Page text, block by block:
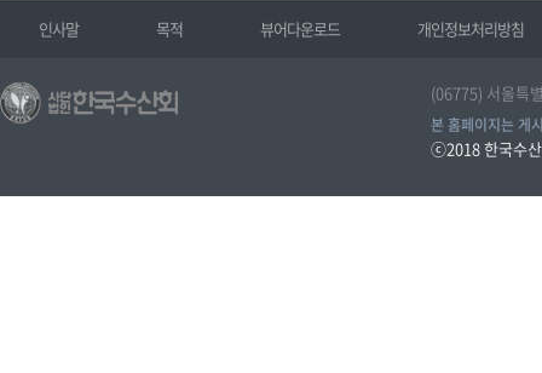
인사말 목적 뷰어다운로드 개인정보처리방침
(06775) 서울특
본 홈페이지는 게
ⓒ2018한국수